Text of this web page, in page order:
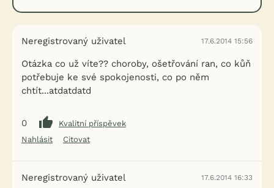
Neregistrovaný uživatel 17.6.2014 15:56
Otázka co už víte?? choroby, ošetřování ran, co kůň
potřebuje ke své spokojenosti, co po něm
chtít...atdatdatd
0
Kvalitní příspěvek
Nahlásit
Citovat
Neregistrovaný uživatel 17.6.2014 16:33